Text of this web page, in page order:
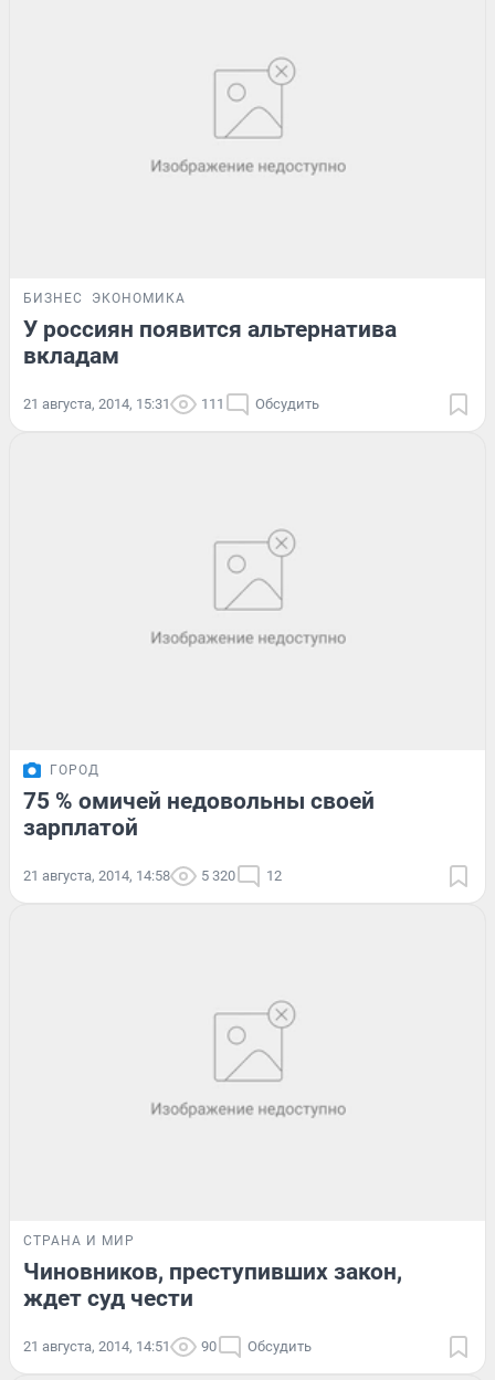
БИЗНЕС ЭКОНОМИКА
У россиян появится альтернатива
вкладам
21 августа, 2014, 15:31 111 Обсудить
ГОРОД
75 % омичей недовольны своей
зарплатой
21 августа, 2014, 14:58 5 320 12
СТРАНА И МИР
Чиновников, преступивших закон,
ждет суд чести
21 августа, 2014, 14:51 90 Обсудить